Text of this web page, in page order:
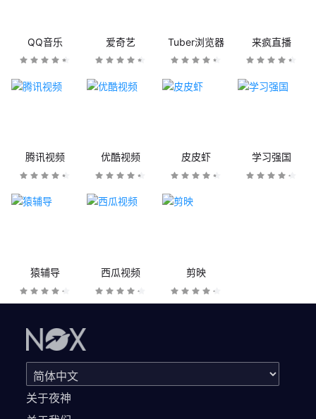
QQ音乐 爱奇艺 Tuber浏览器 来疯直播
腾讯视频 优酷视频 皮皮虾 学习强国
猿辅导 西瓜视频 剪映
关于夜神